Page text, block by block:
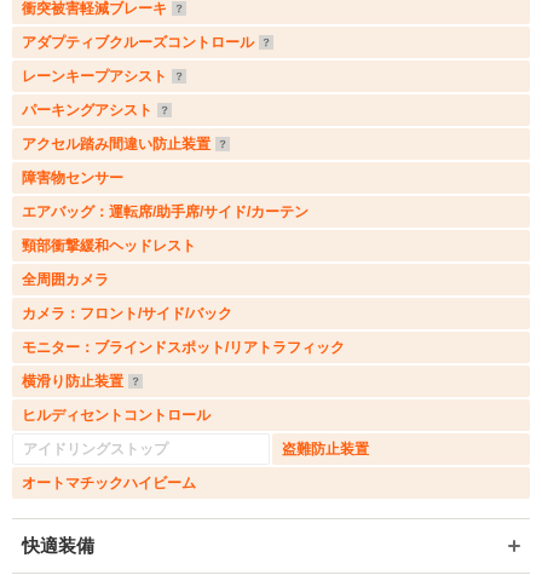
衝突被害軽減ブレーキ
アダプティブクルーズコントロール
レーンキープアシスト
パーキングアシスト
アクセル踏み間違い防止装置
障害物センサー
エアバッグ：運転席/助手席/サイド/カーテン
頸部衝撃緩和ヘッドレスト
全周囲カメラ
カメラ：フロント/サイド/バック
モニター：ブラインドスポット/リアトラフィック
横滑り防止装置
ヒルディセントコントロール
アイドリングストップ
盗難防止装置
オートマチックハイビーム
快適装備